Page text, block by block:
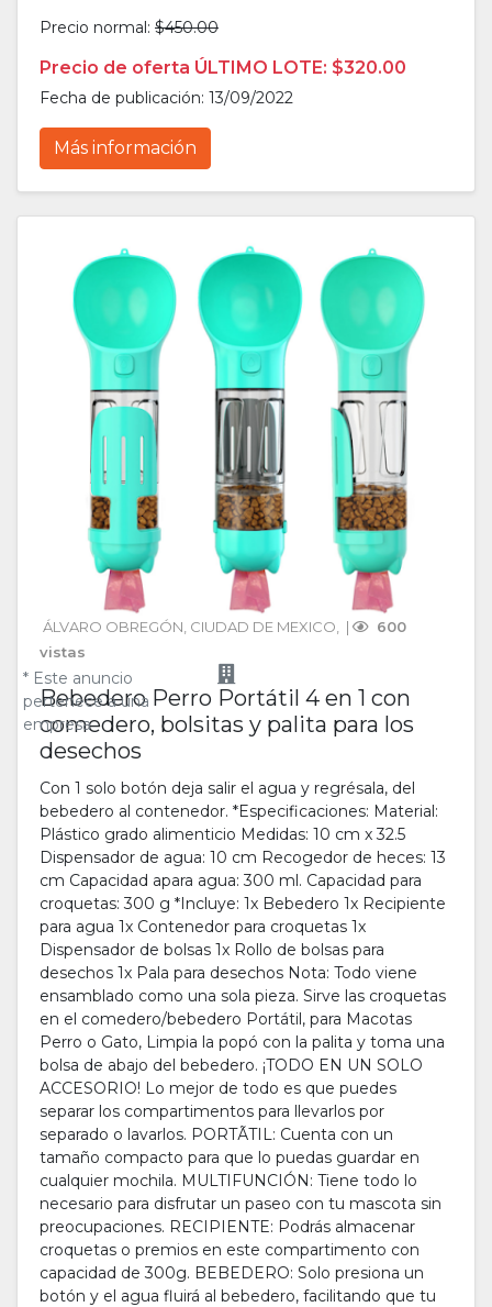
Precio normal: $450.00
Precio de oferta ÚLTIMO LOTE: $320.00
Fecha de publicación: 13/09/2022
Más información
ÁLVARO OBREGÓN CIUDAD DE MEXICO |
600
vistas
* Este anuncio
pertenece a una
empresa
Bebedero Perro Portátil 4 en 1 con
comedero, bolsitas y palita para los
desechos
Con 1 solo botón deja salir el agua y regrésala, del
bebedero al contenedor. *Especificaciones: Material:
Plástico grado alimenticio Medidas: 10 cm x 32.5
Dispensador de agua: 10 cm Recogedor de heces: 13
cm Capacidad apara agua: 300 ml. Capacidad para
croquetas: 300 g *Incluye: 1x Bebedero 1x Recipiente
para agua 1x Contenedor para croquetas 1x
Dispensador de bolsas 1x Rollo de bolsas para
desechos 1x Pala para desechos Nota: Todo viene
ensamblado como una sola pieza. Sirve las croquetas
en el comedero/bebedero Portátil, para Macotas
Perro o Gato, Limpia la popó con la palita y toma una
bolsa de abajo del bebedero. ¡TODO EN UN SOLO
ACCESORIO! Lo mejor de todo es que puedes
separar los compartimentos para llevarlos por
separado o lavarlos. PORTÃTIL: Cuenta con un
tamaño compacto para que lo puedas guardar en
cualquier mochila. MULTIFUNCIÓN: Tiene todo lo
necesario para disfrutar un paseo con tu mascota sin
preocupaciones. RECIPIENTE: Podrás almacenar
croquetas o premios en este compartimento con
capacidad de 300g. BEBEDERO: Solo presiona un
botón y el agua fluirá al bebedero, facilitando que tu